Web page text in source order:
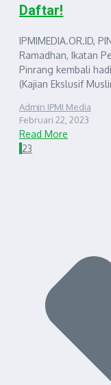
Daftar!
IPMIMEDIA.OR.ID,
Ramadhan, Ikatan
Pinrang kembali
(Kajian Ekslusif
Admin IPMI Media
Februari 22, 2023
Read More
123